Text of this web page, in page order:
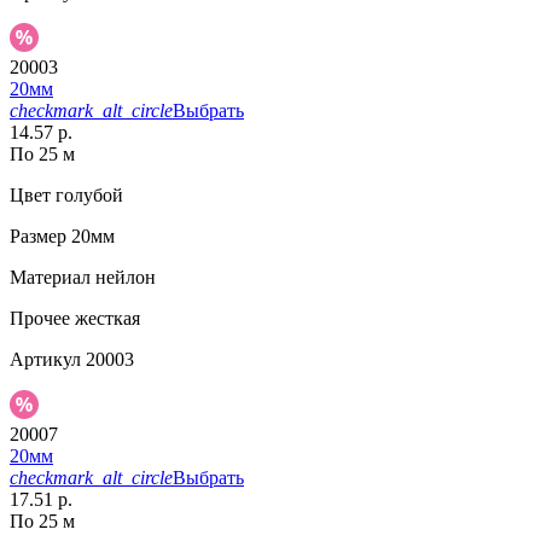
20003
20мм
checkmark_alt_circleВыбрать
14.57 р.
По 25 м
Цвет голубой
Размер 20мм
Материал нейлон
Прочее жесткая
Артикул 20003
20007
20мм
checkmark_alt_circleВыбрать
17.51 р.
По 25 м